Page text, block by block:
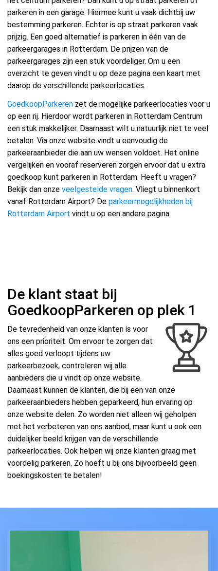
parkeren in een garage. Hiermee kunt u vaak dichtbij uw
bestemming parkeren. Echter is op straat parkeren vaak
prijzig. Een goed alternatief is parkeren in één van de
parkeergarages in Rotterdam. De prijzen van de
parkeergarages zijn een stuk voordeliger. Om u een
overzicht te geven vindt u op deze pagina een kaart met
daarop de verschillende parkeerlocaties.
GoedkoopParkeren zet de mogelijke parkeerlocaties voor u
op een rij. Hierdoor wordt parkeren in Rotterdam Centrum
een stuk makkelijker. Daarnaast wilt u natuurlijk niet te veel
betalen. Via onze website vindt u eenvoudig de
parkeeraanbieder die aan uw wensen voldoet. Het online
vergelijken en vooraf reserveren zorgen ervoor dat u extra
goedkoop kunt parkeren in Rotterdam. Heeft u vragen?
Bekijk dan onze veelgestelde vragen. Vliegt u binnenkort
vanaf Rotterdam Airport? De parkeermogelijkheden bij
Rotterdam Airport vindt u op een andere pagina.
De klant staat bij
GoedkoopParkeren op plek 1
De tevredenheid van onze klanten is voor
ons een prioriteit. Om ervoor te zorgen dat
alles goed verloopt tijdens uw
parkeerbezoek, controleren wij alle
aanbieders die u vindt op onze website.
Daarnaast kunnen de klanten, die bij een van onze
parkeeraanbieders hebben geparkeerd, hun ervaring op
onze website delen. Zo worden niet alleen wij geholpen
met het verbeteren van ons aanbod, maar kunt u ook een
duidelijker beeld krijgen van de verschillende
parkeerlocaties. Ook helpen wij onze klanten graag met
voordelig parkeren. Zo hoeft u bij ons bijvoorbeeld geen
boekingskosten te betalen!